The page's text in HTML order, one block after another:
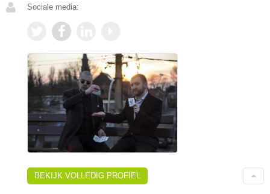
Sociale media:
BEKIJK VOLLEDIG PROFIEL